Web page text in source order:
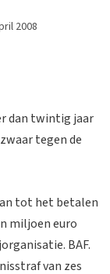
2008
dan twintig jaar
tegen de
tot het betalen
miljoen euro
BAF.
van zes